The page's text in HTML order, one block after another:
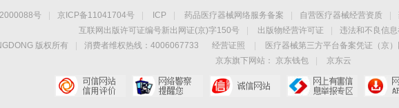
号 京ICP备11041704号 ICP 药品医疗器械网络服务备案 自营医疗器械经营资质
互联网出版许可证编号新出网证(京)字150号
出版物经营许可证
违法和不良信
版权所有 消费者维权热线：4006067733 经营证照 医疗器械第三方平台备案凭证（京
京东旗下网站：
京东钱包
京东云